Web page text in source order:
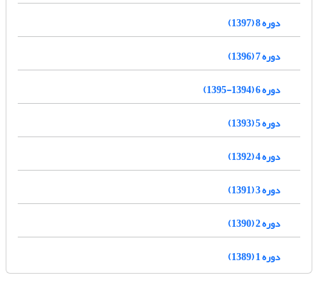
دوره 8 (1397)
دوره 7 (1396)
دوره 6 (1394-1395)
دوره 5 (1393)
دوره 4 (1392)
دوره 3 (1391)
دوره 2 (1390)
دوره 1 (1389)